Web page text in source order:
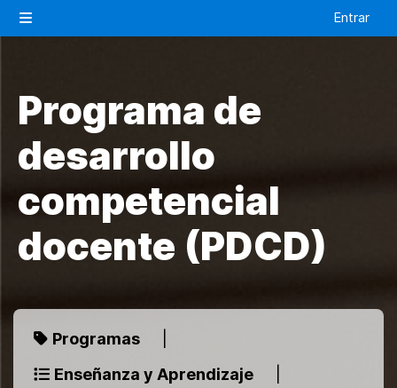
Entrar
Programa de
desarrollo
competencial
docente (PDCD)
Programas
Enseñanza y Aprendizaje